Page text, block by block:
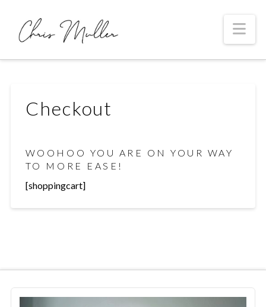
Checkout
WOOHOO YOU ARE ON YOUR WAY
TO MORE EASE!
[shoppingcart]